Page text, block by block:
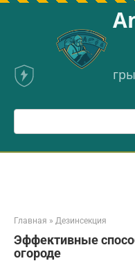
Перейти
Поиск:
Главная » Дезинсекция
Эффективные
огороде